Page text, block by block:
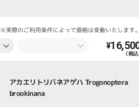
※実際のご利用条件によって価格は変動いたします。
¥
（税込
アカエリトリバネアゲハ Trogonoptera
brookinana